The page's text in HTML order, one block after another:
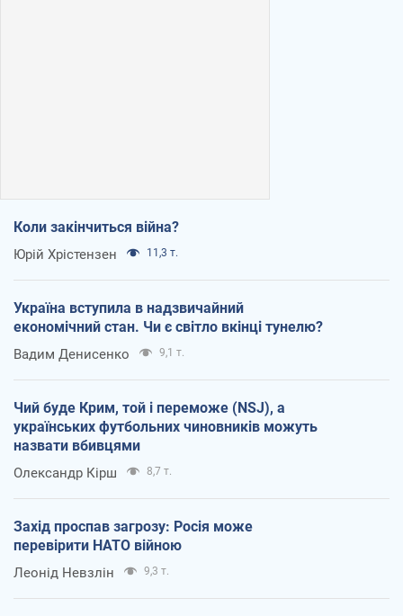
Коли закінчиться війна?
Юрій Хрістензен 11,3 т.
Україна вступила в надзвичайний
економічний стан. Чи є світло вкінці тунелю?
Вадим Денисенко 9,1 т.
Чий буде Крим, той і переможе (NSJ), а
українських футбольних чиновників можуть
назвати вбивцями
Олександр Кірш 8,7 т.
Захід проспав загрозу: Росія може
перевірити НАТО війною
Леонід Невзлін 9,3 т.